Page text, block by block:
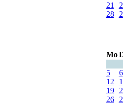
21
28
Mo
5
6
12
19
26